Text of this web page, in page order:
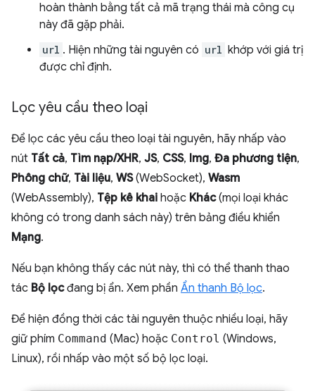
hoàn thành bằng tất cả mã trạng thái mà công cụ
này đã gặp phải.
url . Hiện những tài nguyên có url khớp với giá trị
được chỉ định.
Lọc yêu cầu theo loại
Để lọc các yêu cầu theo loại tài nguyên, hãy nhấp vào
nút Tất cả, Tìm nạp/XHR, JS, CSS, Img, Đa phương tiện,
Phông chữ, Tài liệu, WS(WebSocket), Wasm
(WebAssembly), Tệp kê khai hoặc Khác(mọi loại khác
không có trong danh sách này) trên bảng điều khiển
Mạng.
Nếu bạn không thấy các nút này, thì có thể thanh thao
tác Bộ lọcđang bị ẩn. Xem phần Ẩn thanh Bộ lọc.
Để hiện đồng thời các tài nguyên thuộc nhiều loại, hãy
giữ phím Command (Mac) hoặc Control (Windows,
Linux), rồi nhấp vào một số bộ lọc loại.